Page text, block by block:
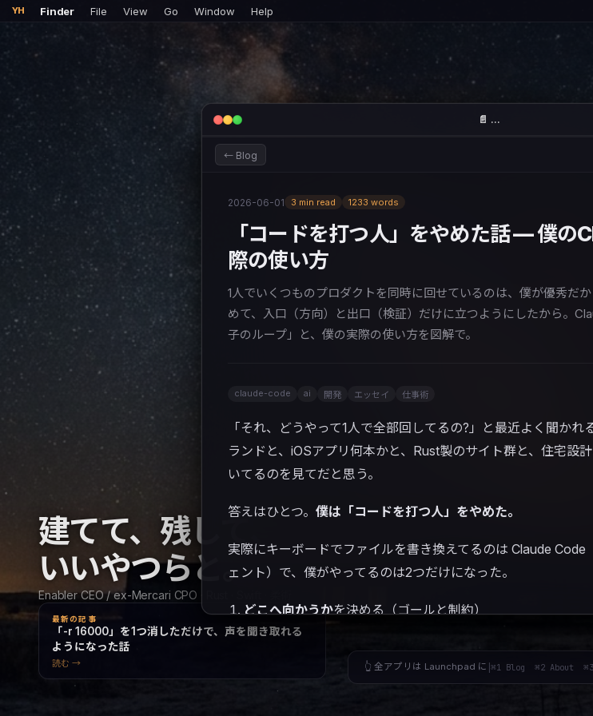
YH Finder File View Go Window Help
建てて、残して、
いいやつらと。
Enabler CEO / ex-Mercari CPO · Rust · Swift · 柔術
最新の記事
「-r 16000」を1つ消しただけで、声を聞き取れる
ようになった話
読む →
📄 …
← Blog
2026-06-01 3 min read 1233 words
「コードを打つ人」をやめた話 — 僕の
際の使い方
1人でいくつものプロダクトを同時に回せているのは、僕が優秀だ
めて、入口（方向）と出口（検証）だけに立つようにしたから。
子のループ」と、僕の実際の使い方を図解で。
claude-code ai 開発 エッセイ 仕事術
「それ、どうやって1人で全部回してるの?」と最近よく聞か
ランドと、iOSアプリ何本かと、Rust製のサイト群と、住宅設
いてるのを見てだと思う。
答えはひとつ。 僕は「コードを打つ人」をやめた。
実際にキーボードでファイルを書き換えてるのは Claude Code
ェント）で、僕がやってるのは2つだけになった。
どこへ向かうかを決める（ゴールと制約）
本当にそこへ着いたか
この間にある「探す・読む・書く・直す・テストする」は全部
日はその「ループ」の正体だけ、ちゃんと図解しておきたい。
👆 全アプリは Launchpad に ⌘1 Blog ⌘2 About